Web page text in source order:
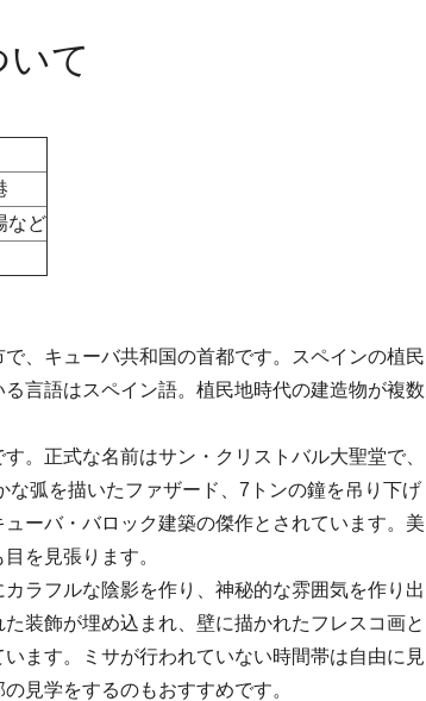
て
など
、キューバ共和国の首都です。スペインの植民
言語はスペイン語。植民地時代の建造物が複数
。正式な名前はサン・クリストバル大聖堂で、
弧を描いたファザード、7トンの鐘を吊り下げ
ーバ・バロック建築の傑作とされています。美
を見張ります。
ラフルな陰影を作り、神秘的な雰囲気を作り出
装飾が埋め込まれ、壁に描かれたフレスコ画と
ます。ミサが行われていない時間帯は自由に見
見学をするのもおすすめです。